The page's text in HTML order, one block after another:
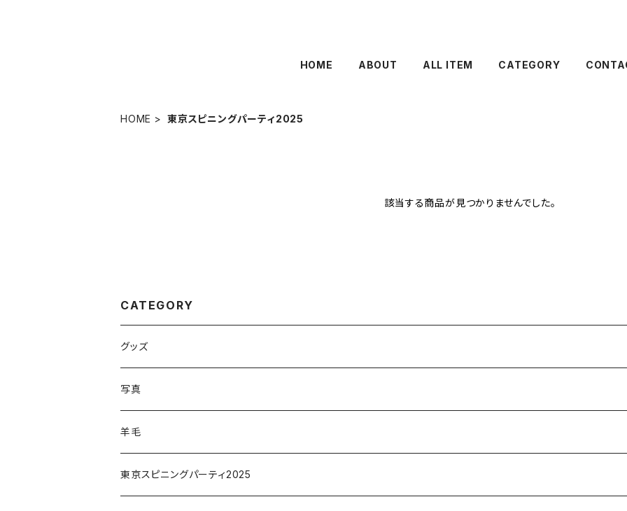
HOME ABOUT ALL ITEM CATEGORY
HOME 東京スピニングパーティ2025
該当する商品が見つかりませんでした。
CATEGORY
グッズ
写真
羊毛
原毛
東京スピニングパーティ2025